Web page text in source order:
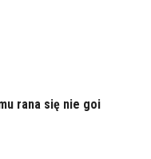
rana się nie goi